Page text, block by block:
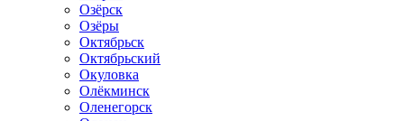
Озёрск
Озёры
Октябрьск
Октябрьский
Окуловка
Олёкминск
Оленегорск